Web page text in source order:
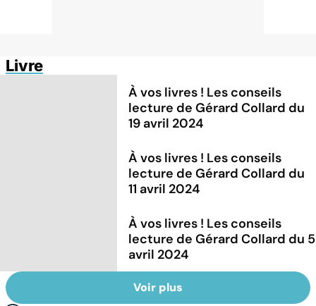
Livre
À vos livres ! Les conseils
lecture de Gérard Collard du
19 avril 2024
À vos livres ! Les conseils
lecture de Gérard Collard du
11 avril 2024
À vos livres ! Les conseils
lecture de Gérard Collard du 5
avril 2024
Voir plus